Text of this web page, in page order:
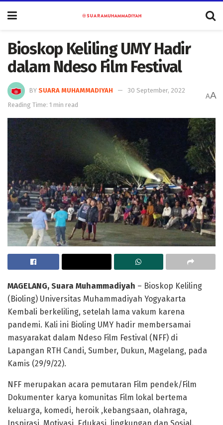
Bioskop Keliling UMY Hadir
dalam Ndeso Film Festival
BY SUARA MUHAMMADIYAH
30 September, 2022
Reading Time: 1 min read
AA
MAGELANG, Suara Muhammadiyah – Bioskop Keliling
(Bioling) Universitas Muhammadiyah Yogyakarta
Kembali berkeliling, setelah lama vakum karena
pandemi. Kali ini Bioling UMY hadir membersamai
masyarakat dalam Ndeso Film Festival (NFF) di
Lapangan RTH Candi, Sumber, Dukun, Magelang, pada
Kamis (29/9/22).
NFF merupakan acara pemutaran Film pendek/Film
Dokumenter karya komunitas Film lokal bertema
keluarga, komedi, heroik ,kebangsaan, olahraga,
Inspirasi, Motivasi, Edukasi, lingkungan dan Sosial.